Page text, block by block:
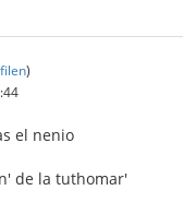
)
el nenio
de la tuthomar'